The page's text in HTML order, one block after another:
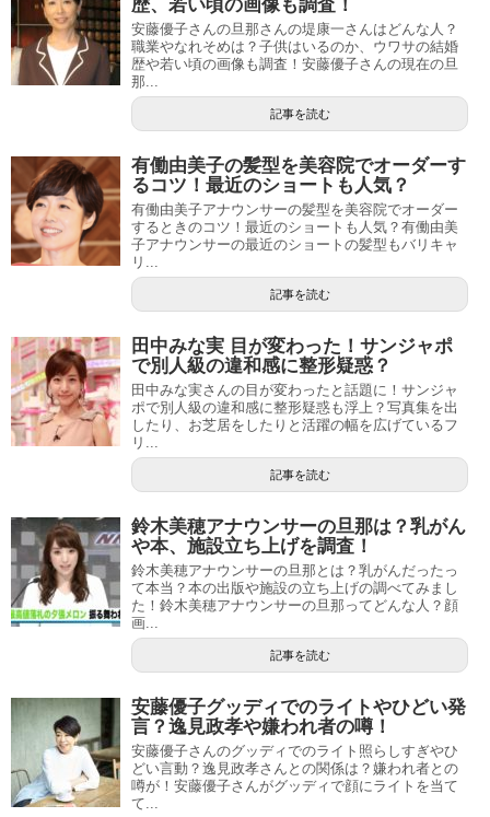
歴、若い頃の画像も調査！
安藤優子さんの旦那さんの堤康一さんはどんな人？
職業やなれそめは？子供はいるのか、ウワサの結婚
歴や若い頃の画像も調査！安藤優子さんの現在の旦
那...
記事を読む
有働由美子の髪型を美容院でオーダーす
るコツ！最近のショートも人気？
有働由美子アナウンサーの髪型を美容院でオーダー
するときのコツ！最近のショートも人気？有働由美
子アナウンサーの最近のショートの髪型もバリキャ
リ...
記事を読む
田中みな実 目が変わった！サンジャポ
で別人級の違和感に整形疑惑？
田中みな実さんの目が変わったと話題に！サンジャ
ポで別人級の違和感に整形疑惑も浮上？写真集を出
したり、お芝居をしたりと活躍の幅を広げているフ
リ...
記事を読む
鈴木美穂アナウンサーの旦那は？乳がん
や本、施設立ち上げを調査！
鈴木美穂アナウンサーの旦那とは？乳がんだったっ
て本当？本の出版や施設の立ち上げの調べてみまし
た！鈴木美穂アナウンサーの旦那ってどんな人？顔
画...
記事を読む
安藤優子グッディでのライトやひどい発
言？逸見政孝や嫌われ者の噂！
安藤優子さんのグッディでのライト照らしすぎやひ
どい言動？逸見政孝さんとの関係は？嫌われ者との
噂が！安藤優子さんがグッディで顔にライトを当て
て...